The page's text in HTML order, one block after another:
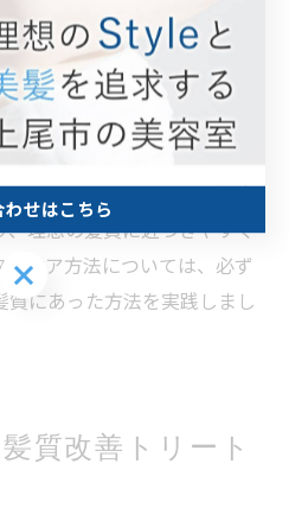
への負担を減らすことがダ
髪が濡れている状態で無理
、キューティクルを守るポ
ンスを受けることで、髪内
理想の髪質に近づきやすく
ケア方法については、必ず
にあった方法を実践しまし
質改善トリート
わせはこちら
わせはこちら